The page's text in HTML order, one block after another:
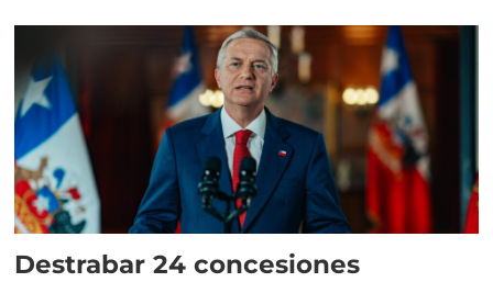
Destrabar 24 concesiones